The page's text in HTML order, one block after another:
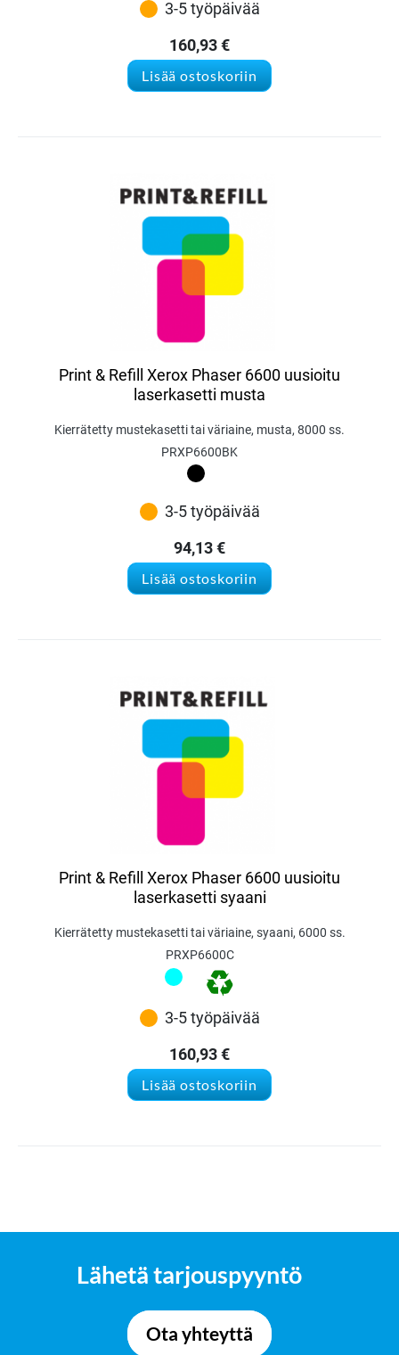
3-5 työpäivää
160,93€
Lisää ostoskoriin
Print & Refill Xerox Phaser 6600 uusioitu
laserkasetti musta
Kierrätetty mustekasetti tai väriaine, musta, 8000 ss.
PRXP6600BK
3-5 työpäivää
94,13€
Lisää ostoskoriin
Print & Refill Xerox Phaser 6600 uusioitu
laserkasetti syaani
Kierrätetty mustekasetti tai väriaine, syaani, 6000 ss.
PRXP6600C
3-5 työpäivää
160,93€
Lisää ostoskoriin
Lähetä tarjouspyyntö
Ota yhteyttä